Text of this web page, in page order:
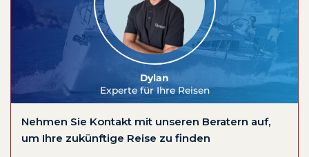
Dylan
Experte für Ihre Reisen
Nehmen Sie Kontakt mit unseren Beratern auf,
um Ihre zukünftige Reise zu finden